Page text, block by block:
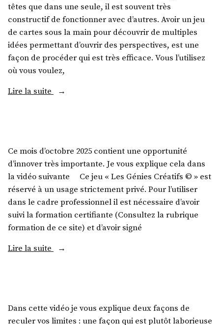
têtes que dans une seule, il est souvent très
constructif de fonctionner avec d’autres. Avoir un jeu
de cartes sous la main pour découvrir de multiples
idées permettant d’ouvrir des perspectives, est une
façon de procéder qui est très efficace. Vous l’utilisez
où vous voulez,
Lire la suite
Ce mois d’octobre 2025 contient une opportunité
d’innover très importante. Je vous explique cela dans
la vidéo suivante Ce jeu « Les Génies Créatifs © » est
réservé à un usage strictement privé. Pour l’utiliser
dans le cadre professionnel il est nécessaire d’avoir
suivi la formation certifiante (Consultez la rubrique
formation de ce site) et d’avoir signé
Lire la suite
Dans cette vidéo je vous explique deux façons de
reculer vos limites : une façon qui est plutôt laborieuse